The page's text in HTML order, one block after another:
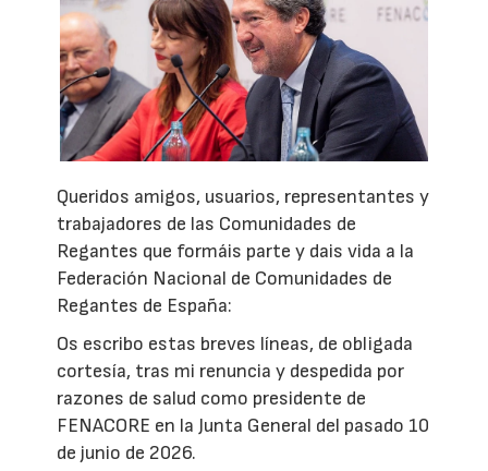
Queridos amigos, usuarios, representantes y
trabajadores de las Comunidades de
Regantes que formáis parte y dais vida a la
Federación Nacional de Comunidades de
Regantes de España:
Os escribo estas breves líneas, de obligada
cortesía, tras mi renuncia y despedida por
razones de salud como presidente de
FENACORE en la Junta General del pasado 10
de junio de 2026.